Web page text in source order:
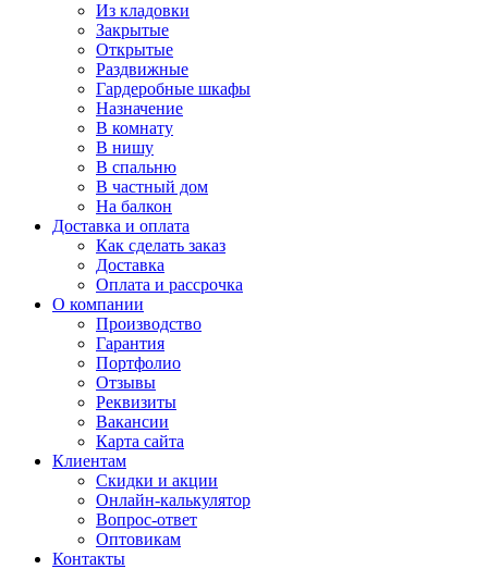
Из кладовки
Закрытые
Открытые
Раздвижные
Гардеробные шкафы
Назначение
В комнату
В нишу
В спальню
В частный дом
На балкон
Доставка и оплата
Как сделать заказ
Доставка
Оплата и рассрочка
О компании
Производство
Гарантия
Портфолио
Отзывы
Реквизиты
Вакансии
Карта сайта
Клиентам
Скидки и акции
Онлайн-калькулятор
Вопрос-ответ
Оптовикам
Контакты